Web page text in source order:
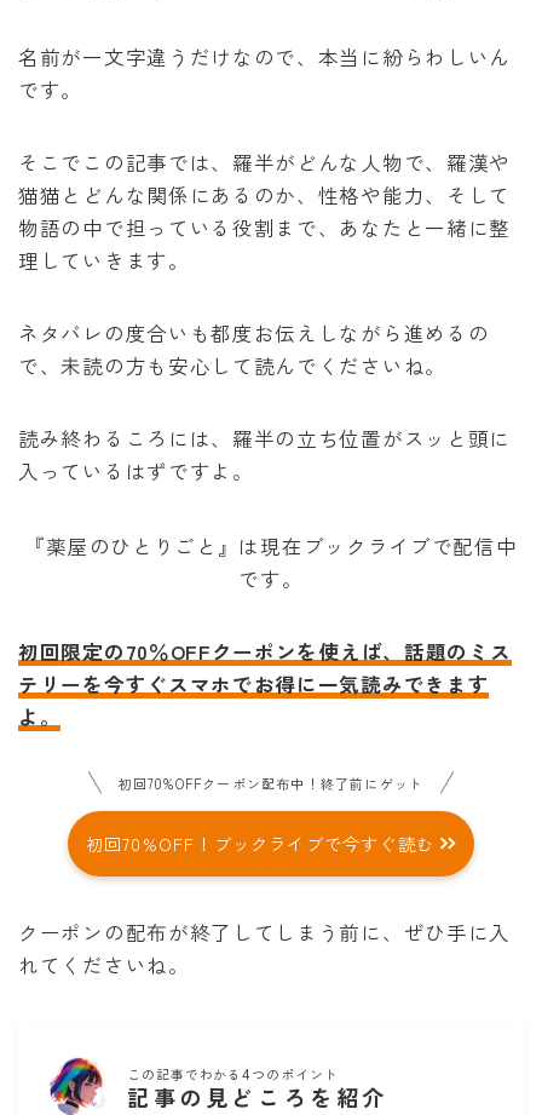
名前が一文字違うだけなので、本当に紛らわしいん
です。
そこでこの記事では、羅半がどんな人物で、羅漢や
猫猫とどんな関係にあるのか、性格や能力、そして
物語の中で担っている役割まで、あなたと一緒に整
理していきます。
ネタバレの度合いも都度お伝えしながら進めるの
で、未読の方も安心して読んでくださいね。
読み終わるころには、羅半の立ち位置がスッと頭に
入っているはずですよ。
『薬屋のひとりごと』は現在ブックライブで配信中
です。
初回限定の70％OFFクーポンを使えば、話題のミス
テリーを今すぐスマホでお得に一気読みできます
よ。
初回70%OFFクーポン配布中！終了前にゲット
初回70%OFF！ブックライブで今すぐ読む
クーポンの配布が終了してしまう前に、ぜひ手に入
れてくださいね。
この記事でわかる4つのポイント
記事の見どころを紹介